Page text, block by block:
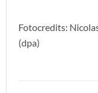
Fotocredits:
(dpa)